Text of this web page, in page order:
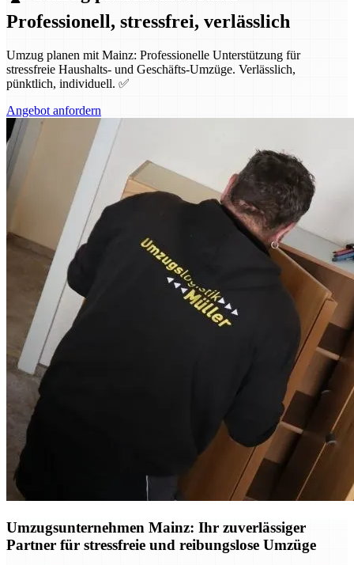
Professionell, stressfrei, verlässlich
Umzug planen mit Mainz: Professionelle Unterstützung für
stressfreie Haushalts- und Geschäfts-Umzüge. Verlässlich,
pünktlich, individuell. ✅
Angebot anfordern
Umzugsunternehmen Mainz: Ihr zuverlässiger
Partner für stressfreie und reibungslose Umzüge